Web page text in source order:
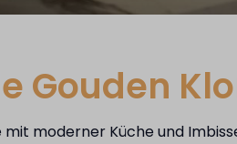
Gouden
moderner Küche und